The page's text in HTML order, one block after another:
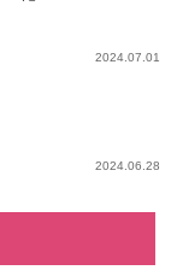
2024.07.01
2024.06.28